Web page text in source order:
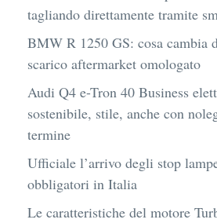
tagliando direttamente tramite
BMW R 1250 GS: cosa cambia
scarico aftermarket omologato
Audi Q4 e-Tron 40 Business
sostenibile, stile, anche con
termine
Ufficiale l’arrivo degli stop
obbligatori in Italia
Le caratteristiche del motore